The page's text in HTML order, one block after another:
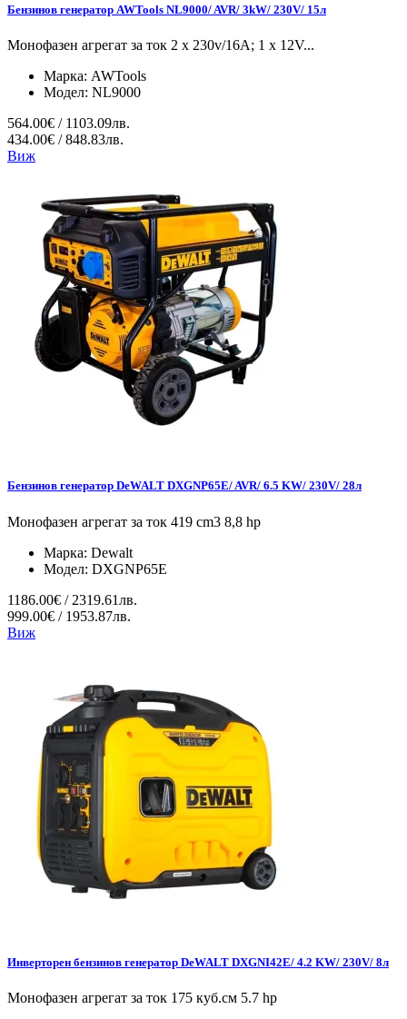
Бензинов генератор AWTools NL9000/ AVR/ 3kW/ 230V/ 15л
Монофазен агрегат за ток 2 x 230v/16A; 1 x 12V...
Марка: AWTools
Модел: NL9000
564.00€ / 1103.09лв.
434.00€ / 848.83лв.
Виж
Бензинов генератор DeWALT DXGNP65E/ AVR/ 6.5 KW/ 230V/ 28л
Монофазен агрегат за ток 419 cm3 8,8 hp
Марка: Dewalt
Модел: DXGNP65E
1186.00€ / 2319.61лв.
999.00€ / 1953.87лв.
Виж
Инверторен бензинов генератор DeWALT DXGNI42E/ 4.2 KW/ 230V/ 8л
Монофазен агрегат за ток 175 куб.см 5.7 hp